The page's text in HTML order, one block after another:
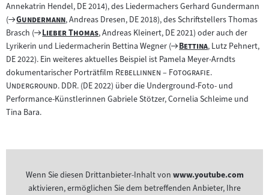
Annekatrin Hendel, DE 2014), des Liedermachers Gerhard Gundermann
(
Zum
Filmarchiv:
"
Gundermann"
, Andreas Dresen, DE 2018), des Schriftstellers Thomas
Brasch (
Zum
Filmarchiv:
"
Lieber Thomas"
, Andreas Kleinert, DE 2021) oder auch der
Lyrikerin und Liedermacherin Bettina Wegner (
Zum
Filmarchiv:
"
Bettina"
, Lutz Pehnert,
DE 2022). Ein weiteres aktuelles Beispiel ist Pamela Meyer-Arndts
dokumentarischer Porträtfilm "Rebellinnen – Fotografie.
Underground. DDR."(DE 2022) über die Underground-Foto- und
Performance-Künstlerinnen Gabriele Stötzer, Cornelia Schleime und
Tina Bara.
Wenn Sie diesen Drittanbieter-Inhalt von www.youtube.com
aktivieren, ermöglichen Sie dem betreffenden Anbieter, Ihre